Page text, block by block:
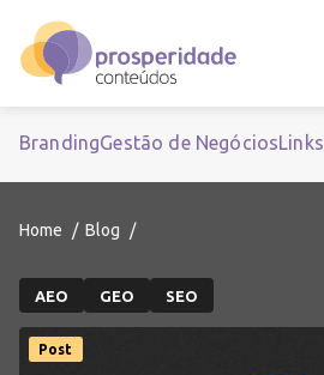
BrandingGestão de Negócios
Home Blog
AEO GEO SEO
Post